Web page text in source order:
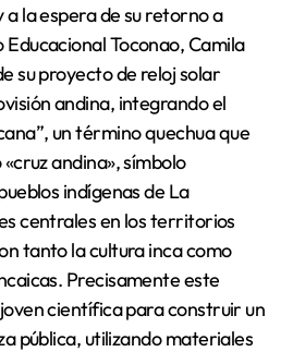
a la espera de su retorno a
Educacional Toconao, Camila
su proyecto de reloj solar
andina, integrando el
un término quechua que
andina», símbolo
indígenas de La
centrales en los territorios
tanto la cultura inca como
Precisamente este
científica para construir un
pública, utilizando materiales